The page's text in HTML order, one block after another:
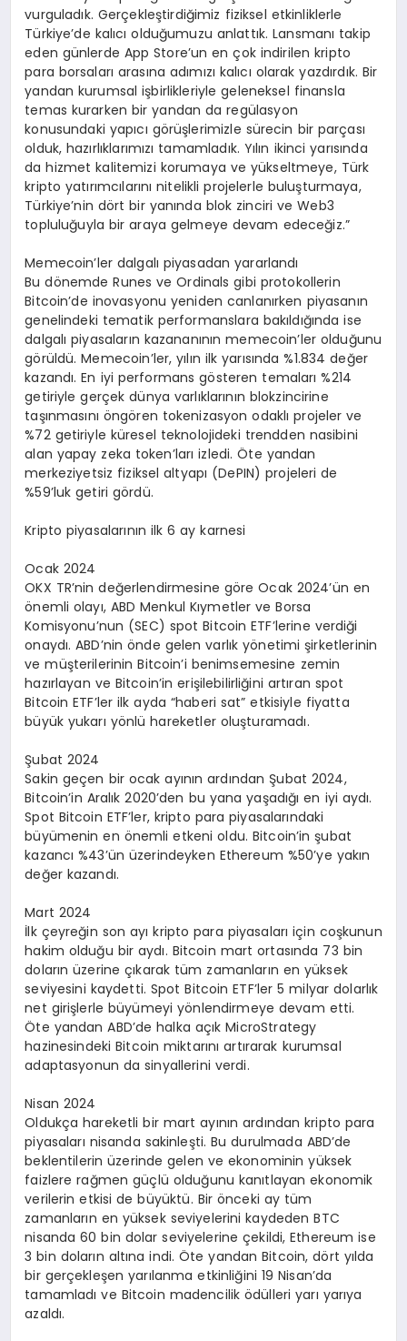
vurguladık. Gerçekleştirdiğimiz fiziksel etkinliklerle
Türkiye’de kalıcı olduğumuzu anlattık. Lansmanı takip
eden günlerde App Store’un en çok indirilen kripto
para borsaları arasına adımızı kalıcı olarak yazdırdık. Bir
yandan kurumsal işbirlikleriyle geleneksel finansla
temas kurarken bir yandan da regülasyon
konusundaki yapıcı görüşlerimizle sürecin bir parçası
olduk, hazırlıklarımızı tamamladık. Yılın ikinci yarısında
da hizmet kalitemizi korumaya ve yükseltmeye, Türk
kripto yatırımcılarını nitelikli projelerle buluşturmaya,
Türkiye’nin dört bir yanında blok zinciri ve Web3
topluluğuyla bir araya gelmeye devam edeceğiz.”
Memecoin’ler dalgalı piyasadan yararlandı
Bu dönemde Runes ve Ordinals gibi protokollerin
Bitcoin’de inovasyonu yeniden canlanırken piyasanın
genelindeki tematik performanslara bakıldığında ise
dalgalı piyasaların kazananının memecoin’ler olduğunu
görüldü. Memecoin’ler, yılın ilk yarısında %1.834 değer
kazandı. En iyi performans gösteren temaları %214
getiriyle gerçek dünya varlıklarının blokzincirine
taşınmasını öngören tokenizasyon odaklı projeler ve
%72 getiriyle küresel teknolojideki trendden nasibini
alan yapay zeka token’ları izledi. Öte yandan
merkeziyetsiz fiziksel altyapı (DePIN) projeleri de
%59’luk getiri gördü.
Kripto piyasalarının ilk 6 ay karnesi
Ocak 2024
OKX TR’nin değerlendirmesine göre Ocak 2024’ün en
önemli olayı, ABD Menkul Kıymetler ve Borsa
Komisyonu’nun (SEC) spot Bitcoin ETF’lerine verdiği
onaydı. ABD’nin önde gelen varlık yönetimi şirketlerinin
ve müşterilerinin Bitcoin’i benimsemesine zemin
hazırlayan ve Bitcoin’in erişilebilirliğini artıran spot
Bitcoin ETF’ler ilk ayda “haberi sat” etkisiyle fiyatta
büyük yukarı yönlü hareketler oluşturamadı.
Şubat 2024
Sakin geçen bir ocak ayının ardından Şubat 2024,
Bitcoin’in Aralık 2020’den bu yana yaşadığı en iyi aydı.
Spot Bitcoin ETF’ler, kripto para piyasalarındaki
büyümenin en önemli etkeni oldu. Bitcoin’in şubat
kazancı %43’ün üzerindeyken Ethereum %50’ye yakın
değer kazandı.
Mart 2024
İlk çeyreğin son ayı kripto para piyasaları için coşkunun
hakim olduğu bir aydı. Bitcoin mart ortasında 73 bin
doların üzerine çıkarak tüm zamanların en yüksek
seviyesini kaydetti. Spot Bitcoin ETF’ler 5 milyar dolarlık
net girişlerle büyümeyi yönlendirmeye devam etti.
Öte yandan ABD’de halka açık MicroStrategy
hazinesindeki Bitcoin miktarını artırarak kurumsal
adaptasyonun da sinyallerini verdi.
Nisan 2024
Oldukça hareketli bir mart ayının ardından kripto para
piyasaları nisanda sakinleşti. Bu durulmada ABD’de
beklentilerin üzerinde gelen ve ekonominin yüksek
faizlere rağmen güçlü olduğunu kanıtlayan ekonomik
verilerin etkisi de büyüktü. Bir önceki ay tüm
zamanların en yüksek seviyelerini kaydeden BTC
nisanda 60 bin dolar seviyelerine çekildi, Ethereum ise
3 bin doların altına indi. Öte yandan Bitcoin, dört yılda
bir gerçekleşen yarılanma etkinliğini 19 Nisan’da
tamamladı ve Bitcoin madencilik ödülleri yarı yarıya
azaldı.